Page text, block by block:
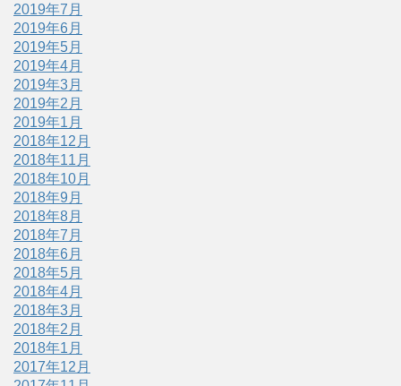
2019年7月
2019年6月
2019年5月
2019年4月
2019年3月
2019年2月
2019年1月
2018年12月
2018年11月
2018年10月
2018年9月
2018年8月
2018年7月
2018年6月
2018年5月
2018年4月
2018年3月
2018年2月
2018年1月
2017年12月